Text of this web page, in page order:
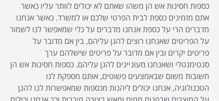
כספות חסינות אש הן משהו שאתם לא יכולים לוותר עליו כאשר
אתם מזמינים כספת לבית הפרטי שלכם או למשרד. כאשר אנחנו
מדברים הרי על כספת אנחנו מדברים על כלי שמאפשר לנו לשמור
על הפריטים שאנחנו רוצים להגן עליהם, בין אם מדובר על
פריטים יקרים ובין אם מדובר על פריטים שישלהם ערך
סנטימנטלי ושאנחנו מעוניינים להגן עליהם. כספות חסינות אש הן
חשובות משום שבאמצעים פשוטים, אותם מספקת לנו
הטכנולוגיה, אנחנו יכולים ליהנות מכספות שמאפשרות לנו להגן